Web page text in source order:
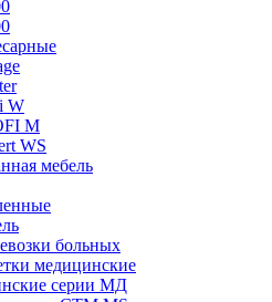
W
M
WS
мебель
больных
медицинские
серии МД